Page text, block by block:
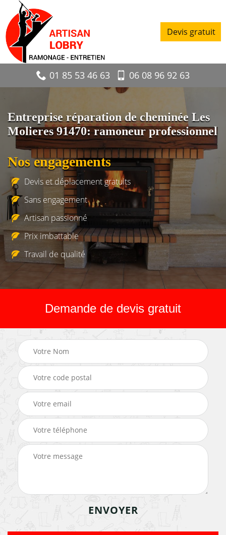
Devis gratuit
01 85 53 46 63 06 08 96 92 63
Entreprise réparation de cheminée Les
Molieres 91470: ramoneur professionnel
Nos engagements
Devis et déplacement gratuits
Sans engagement
Artisan passionné
Prix imbattable
Travail de qualité
Demande de devis gratuit